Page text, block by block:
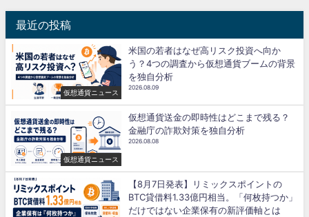
最近の投稿
仮想通貨ニュース
米国の若者はなぜ高リスク投資へ向か
う？4つの調査から仮想通貨ブームの背景
を独自分析
2026.08.09
仮想通貨ニュース
仮想通貨送金の即時性はどこまで残る？
金融庁の詐欺対策を独自分析
2026.08.08
【8月7日発表】リミックスポイントの
BTC貸借料1.33億円相当。「何枚持つか」
だけではない企業保有の新評価軸とは